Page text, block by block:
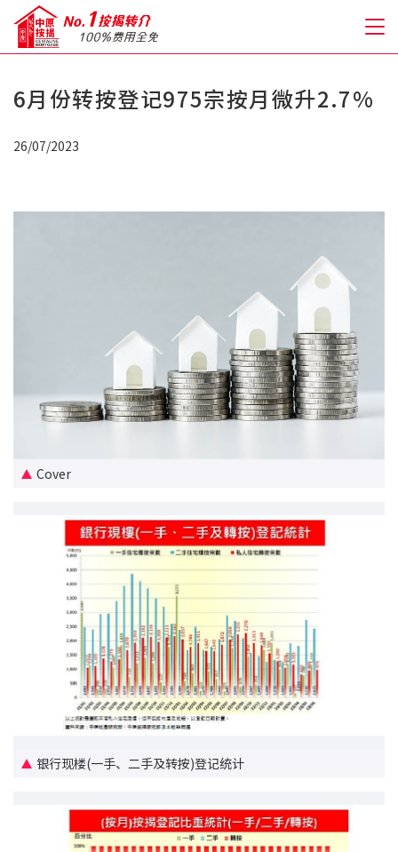
关于我们
人才房贷・开户优惠
新盘优越按揭优惠
中原按揭标签优惠
按揭工具
按揭计算
转按计算
置业预算
供款年期计算
工商铺按揭计算
印花税计算
6月份转按登记975宗按月微升2.7%
26/07/2023
Cover
银行现楼(一手、二手及转按)登记统计